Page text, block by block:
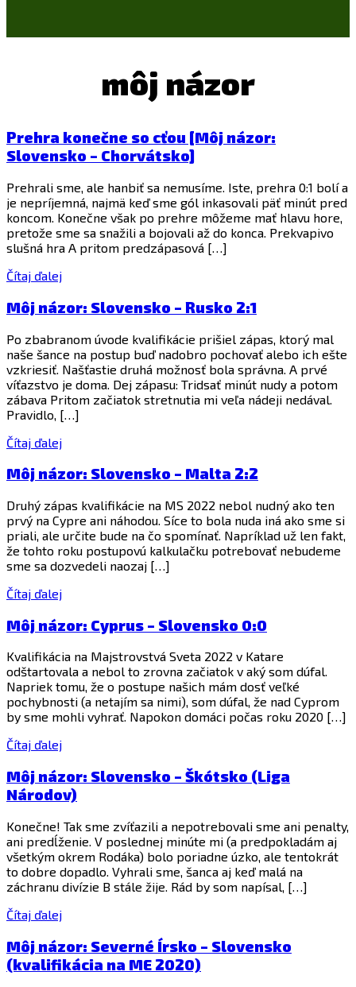
môj názor
Prehra konečne so cťou [Môj názor:
Slovensko – Chorvátsko]
Prehrali sme, ale hanbiť sa nemusíme. Iste, prehra 0:1 bolí a
je nepríjemná, najmä keď sme gól inkasovali päť minút pred
koncom. Konečne však po prehre môžeme mať hlavu hore,
pretože sme sa snažili a bojovali až do konca. Prekvapivo
slušná hra A pritom predzápasová […]
Čítaj ďalej
Môj názor: Slovensko – Rusko 2:1
Po zbabranom úvode kvalifikácie prišiel zápas, ktorý mal
naše šance na postup buď nadobro pochovať alebo ich ešte
vzkriesiť. Našťastie druhá možnosť bola správna. A prvé
víťazstvo je doma. Dej zápasu: Tridsať minút nudy a potom
zábava Pritom začiatok stretnutia mi veľa nádeji nedával.
Pravidlo, […]
Čítaj ďalej
Môj názor: Slovensko – Malta 2:2
Druhý zápas kvalifikácie na MS 2022 nebol nudný ako ten
prvý na Cypre ani náhodou. Síce to bola nuda iná ako sme si
priali, ale určite bude na čo spomínať. Napríklad už len fakt,
že tohto roku postupovú kalkulačku potrebovať nebudeme
sme sa dozvedeli naozaj […]
Čítaj ďalej
Môj názor: Cyprus – Slovensko 0:0
Kvalifikácia na Majstrovstvá Sveta 2022 v Katare
odštartovala a nebol to zrovna začiatok v aký som dúfal.
Napriek tomu, že o postupe našich mám dosť veľké
pochybnosti (a netajím sa nimi), som dúfal, že nad Cyprom
by sme mohli vyhrať. Napokon domáci počas roku 2020 […]
Čítaj ďalej
Môj názor: Slovensko – Škótsko (Liga
Národov)
Konečne! Tak sme zvíťazili a nepotrebovali sme ani penalty,
ani predĺženie. V poslednej minúte mi (a predpokladám aj
všetkým okrem Rodáka) bolo poriadne úzko, ale tentokrát
to dobre dopadlo. Vyhrali sme, šanca aj keď malá na
záchranu divízie B stále žije. Rád by som napísal, […]
Čítaj ďalej
Môj názor: Severné Írsko – Slovensko
(kvalifikácia na ME 2020)